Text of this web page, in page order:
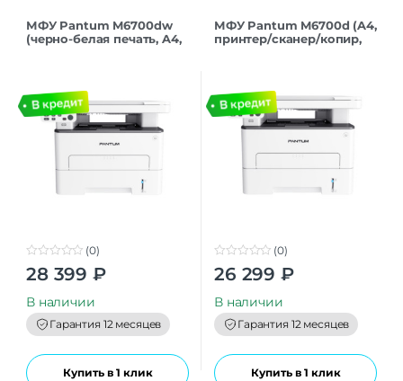
МФУ Pantum M6700dw
(черно-белая печать, A4,
0
o
t
o
f
5
(0)
28 399 ₽
В наличии
Гарантия 12 месяцев
Купить в 1 клик
МФУ Pantum M6700d (A4,
принтер/сканер/копир,
0
o
t
o
f
5
(0)
26 299 ₽
В наличии
Гарантия 12 месяцев
Купить в 1 клик